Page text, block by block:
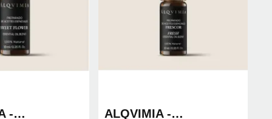
- ALQVIMIA -